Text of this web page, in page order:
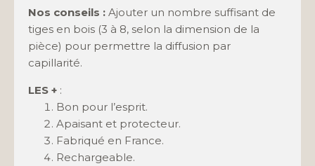
Nos conseils : Ajouter un nombre suffisant de
tiges en bois (3 à 8, selon la dimension de la
pièce) pour permettre la diffusion par
capillarité.
LES + :
Bon pour l’esprit.
Apaisant et protecteur.
Fabriqué en France.
Rechargeable.